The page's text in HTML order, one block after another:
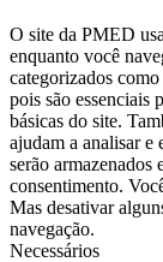
O site da PMED
enquanto você
categorizados como
pois são essenciais
básicas do site.
ajudam a analisar e
serão armazenados
consentimento.
Mas desativar
navegação.
Necessários